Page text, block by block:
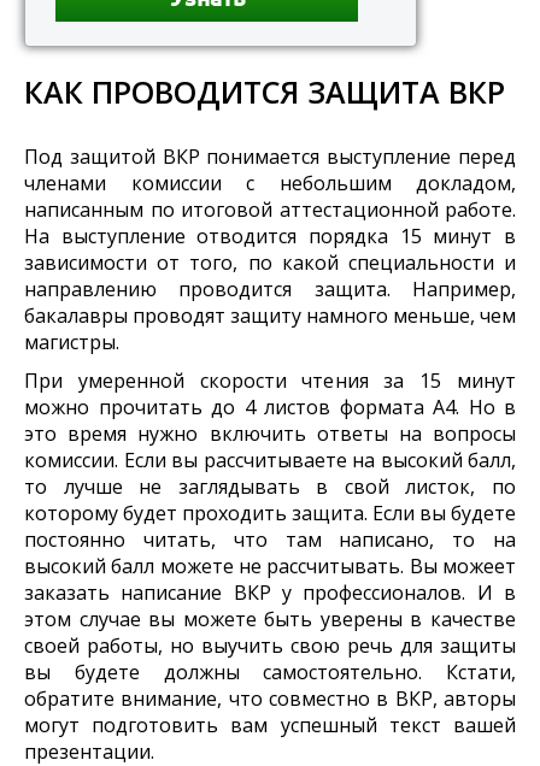
КАК ПРОВОДИТСЯ ЗАЩИТА ВКР
Под защитой ВКР понимается выступление перед
членами комиссии с небольшим докладом,
написанным по итоговой аттестационной работе.
На выступление отводится порядка 15 минут в
зависимости от того, по какой специальности и
направлению проводится защита. Например,
бакалавры проводят защиту намного меньше, чем
магистры.
При умеренной скорости чтения за 15 минут
можно прочитать до 4 листов формата А4. Но в
это время нужно включить ответы на вопросы
комиссии. Если вы рассчитываете на высокий балл,
то лучше не заглядывать в свой листок, по
которому будет проходить защита. Если вы будете
постоянно читать, что там написано, то на
высокий балл можете не рассчитывать. Вы можеет
заказать написание ВКР у профессионалов. И в
этом случае вы можете быть уверены в качестве
своей работы, но выучить свою речь для защиты
вы будете должны самостоятельно. Кстати,
обратите внимание, что совместно в ВКР, авторы
могут подготовить вам успешный текст вашей
презентации.